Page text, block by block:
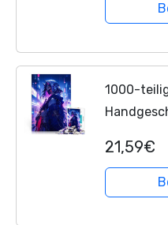
1000-
21,59€